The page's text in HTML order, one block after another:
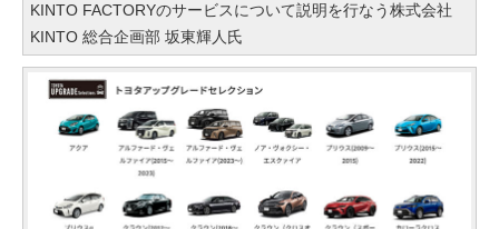
KINTO FACTORYのサービスについて説明を行なう株式会社
KINTO 総合企画部 坂東輝人氏